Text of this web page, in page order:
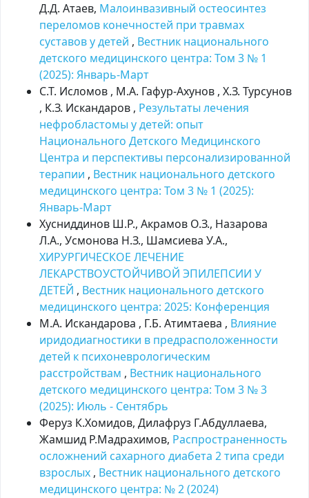
Д.Д. Атаев, Малоинвазивный остеосинтез
переломов конечностей при травмах
суставов у детей , Вестник национального
детского медицинского центра: Том 3 № 1
(2025): Январь-Март
С.Т. Исломов , М.А. Гафур-Ахунов , Х.З. Турсунов
, К.З. Искандаров , Результаты лечения
нефробластомы у детей: опыт
Национального Детского Медицинского
Центра и перспективы персонализированной
терапии , Вестник национального детского
медицинского центра: Том 3 № 1 (2025):
Январь-Март
Хусниддинов Ш.Р., Акрамов О.З., Назарова
Л.А., Усмонова Н.З., Шамсиева У.А.,
ХИРУРГИЧЕСКОЕ ЛЕЧЕНИЕ
ЛЕКАРСТВОУСТОЙЧИВОЙ ЭПИЛЕПСИИ У
ДЕТЕЙ , Вестник национального детского
медицинского центра: 2025: Kонференция
М.А. Искандарова , Г.Б. Атимтаева , Влияние
иридодиагностики в предрасположенности
детей к психоневрологическим
расстройствам , Вестник национального
детского медицинского центра: Том 3 № 3
(2025): Июль - Сентябрь
Феруз К.Хомидов, Дилафруз Г.Абдуллаева,
Жамшид Р.Мадрахимов, Распространенность
осложнений сахарного диабета 2 типа среди
взрослых , Вестник национального детского
медицинского центра: № 2 (2024)